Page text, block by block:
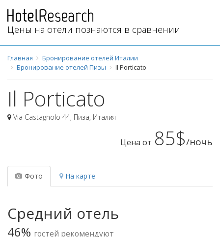
Цены на отели познаются в сравнении
Главная
Бронирование отелей Италии
Бронирование отелей Пизы
Il Porticato
Il Porticato
Via Castagnolo 44, Пиза, Италия
Цена от 85$/ночь
Фото На карте
Средний отель
46% гостей рекомендуют